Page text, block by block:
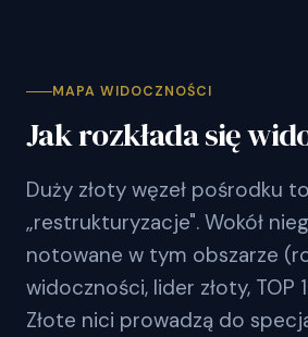
MAPA WIDOCZNOŚCI
Jak rozkłada się
Duży złoty węzeł pośrodku to
„restrukturyzacje". Wokół
notowane w tym obszarze
widoczności, lider złoty, TOP
Złote nici prowadzą do